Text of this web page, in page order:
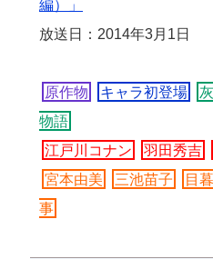
編）」
放送日：2014年3月1日
原作物 キャラ初登場
物語
江戸川コナン
羽田秀吉
宮本由美
三池苗子 目
事